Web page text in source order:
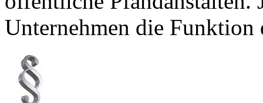
Unternehmen die Funktion